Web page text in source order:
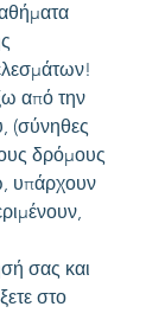
από την
(σύνηθες
δρόμους
υπάρχουν
σας και
στο